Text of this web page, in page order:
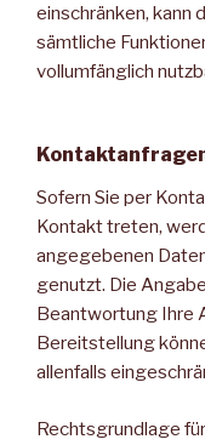
einschränken, kann
sämtliche
vollumfänglich
Sofern Sie per
Kontakt treten,
angegebenen
genutzt. Die
Beantwortung Ihre
Bereitstellung
allenfalls
Rechtsgrundlage